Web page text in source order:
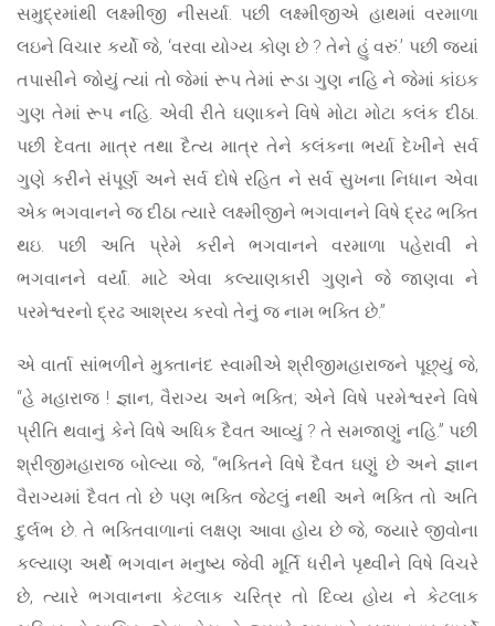
સમુદ્રમાંથી લક્ષ્મીજી નીસર્યા. પછી લક્ષ્મીજીએ હાથમાં વરમાળા
લઇને વિચાર કર્યો જે, ‘વરવા યોગ્ય કોણ છે ? તેને હું વરું.’ પછી જ્યાં
તપાસીને જોયું ત્યાં તો જેમાં રૂપ તેમાં રૂડા ગુણ નહિ ને જેમાં કાંઇક
ગુણ તેમાં રૂપ નહિ. એવી રીતે ઘણાકને વિષે મોટા મોટા કલંક દીઠા.
પછી દેવતા માત્ર તથા દૈત્ય માત્ર તેને કલંકના ભર્યા દેખીને સર્વ
ગુણે કરીને સંપૂર્ણ અને સર્વ દોષે રહિત ને સર્વ સુખના નિધાન એવા
એક ભગવાનને જ દીઠા ત્યારે લક્ષ્મીજીને ભગવાનને વિષે દ્રઢ ભક્તિ
થઇ. પછી અતિ પ્રેમે કરીને ભગવાનને વરમાળા પહેરાવી ને
ભગવાનને વર્યાં. માટે એવા કલ્યાણકારી ગુણને જે જાણવા ને
પરમેશ્વરનો દ્રઢ આશ્રય કરવો તેનું જ નામ ભક્તિ છે.”
એ વાર્તા સાંભળીને મુક્તાનંદ સ્વામીએ શ્રીજીમહારાજને પૂછ્યું જે,
“હે મહારાજ ! જ્ઞાન, વૈરાગ્ય અને ભક્તિ; એને વિષે પરમેશ્વરને વિષે
પ્રીતિ થવાનું કેને વિષે અધિક દૈવત આવ્યું ? તે સમજાણું નહિ.” પછી
શ્રીજીમહારાજ બોલ્યા જે, “ભક્તિને વિષે દૈવત ઘણું છે અને જ્ઞાન
વૈરાગ્યમાં દૈવત તો છે પણ ભક્તિ જેટલું નથી અને ભક્તિ તો અતિ
દુર્લભ છે. તે ભક્તિવાળાનાં લક્ષણ આવા હોય છે જે, જ્યારે જીવોના
કલ્યાણ અર્થે ભગવાન મનુષ્ય જેવી મૂર્તિ ધરીને પૃથ્વીને વિષે વિચરે
છે, ત્યારે ભગવાનના કેટલાક ચરિત્ર તો દિવ્ય હોય ને કેટલાક